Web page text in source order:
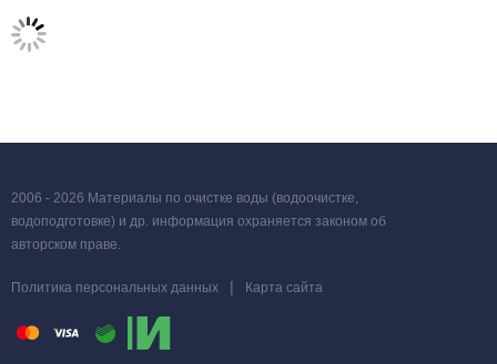
2006 - 2026 Материалы по очистке воды (водоочистке,
водоподготовке) и др. информация охраняется законом об
авторском праве.
Политика персональных данных | Карта сайта